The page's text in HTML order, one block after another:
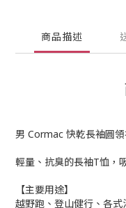
商品描述
男 Cormac 快乾長袖圓
輕量、抗臭的長袖T恤，
【主要用途】
越野跑、登山健行、各式